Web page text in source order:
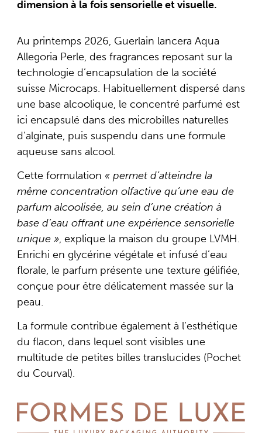
dimension à la fois sensorielle et visuelle.
Au printemps 2026, Guerlain lancera Aqua
Allegoria Perle, des fragrances reposant sur la
technologie d’encapsulation de la société
suisse Microcaps. Habituellement dispersé dans
une base alcoolique, le concentré parfumé est
ici encapsulé dans des microbilles naturelles
d’alginate, puis suspendu dans une formule
aqueuse sans alcool.
Cette formulation « permet d’atteindre la
même concentration olfactive qu’une eau de
parfum alcoolisée, au sein d’une création à
base d’eau offrant une expérience sensorielle
unique », explique la maison du groupe LVMH.
Enrichi en glycérine végétale et infusé d’eau
florale, le parfum présente une texture gélifiée,
conçue pour être délicatement massée sur la
peau.
La formule contribue également à l’esthétique
du flacon, dans lequel sont visibles une
multitude de petites billes translucides (Pochet
du Courval).